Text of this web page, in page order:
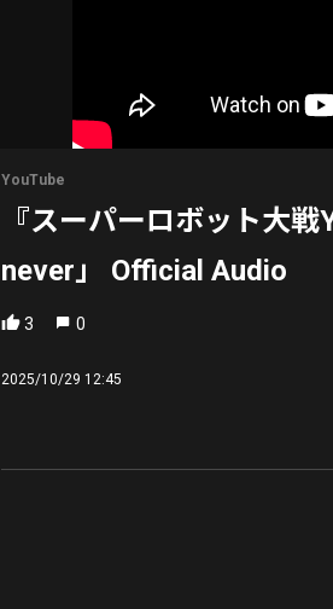
YouTube
『スーパーロボット大
never」 Official Audio
3 0
2025/10/29 12:45